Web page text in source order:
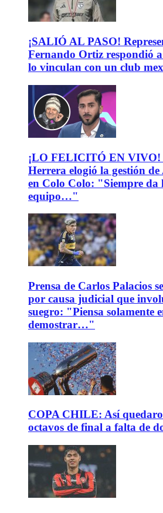
¡SALIÓ AL PASO!
Fernando Ortiz respondió
lo vinculan con un club
¡LO FELICITÓ EN VIVO!
Herrera elogió la gestión
en Colo Colo: "Siempre da
equipo…"
Prensa de Carlos Palacios
por causa judicial que
suegro: "Piensa solamente
demostrar…"
COPA CHILE: Así
octavos de final a falta de